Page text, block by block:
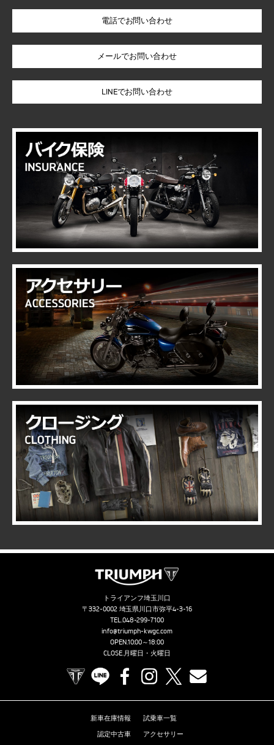
電話でお問い合わせ
LINEでお問い合わせ
トライアンフ埼玉川口
〒332-0002 埼玉県川口市弥平4-3-16
TEL.048-299-7100
info@triumph-kwgc.com
OPEN.10:00～18:00
CLOSE.月曜日・火曜日
TRIUMPH OFFICIAL SITE
LINE FacebookInstagram
新車在庫情報
試乗車一覧
認定中古車
アクセサリー